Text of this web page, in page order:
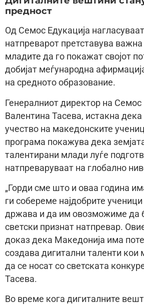
предност
Од Семос Едукација
натпреварот претставува
младите да го покажат својот
добијат меѓународна
на средното образование.
Генералниот директор на Семос
Валентина Тасева, истакна
учество на македонските
програма покажува дека
талентирани млади луѓе
натпреваруваат на глобално
„Горди сме што и оваа година
ги собереме најдобрите
држава и да им овозможиме да
светски признат натпревар.
доказ дека Македонија има
создава дигитални таленти
да се носат со светската
Тасева.
Во време кога дигиталните